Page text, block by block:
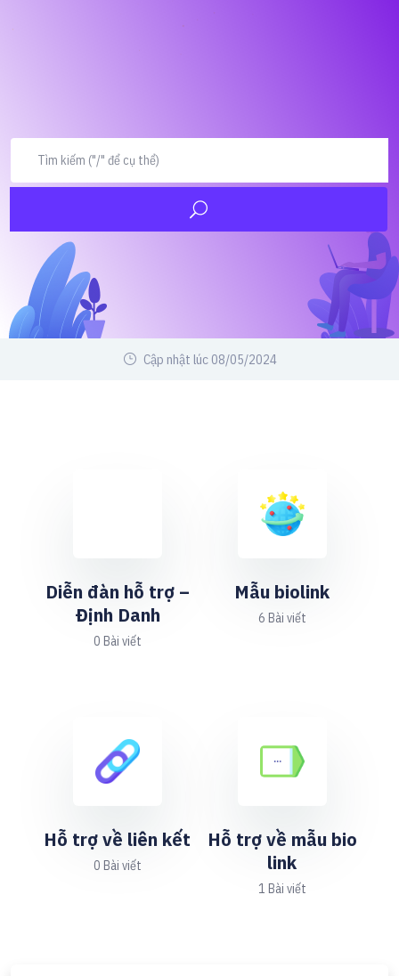
Cập nhật lúc 08/05/2024
Diễn đàn hỗ trợ –
Định Danh
0 Bài viết
Mẫu biolink
6 Bài viết
Hỗ trợ về liên kết
0 Bài viết
Hỗ trợ về mẫu bio
link
1 Bài viết